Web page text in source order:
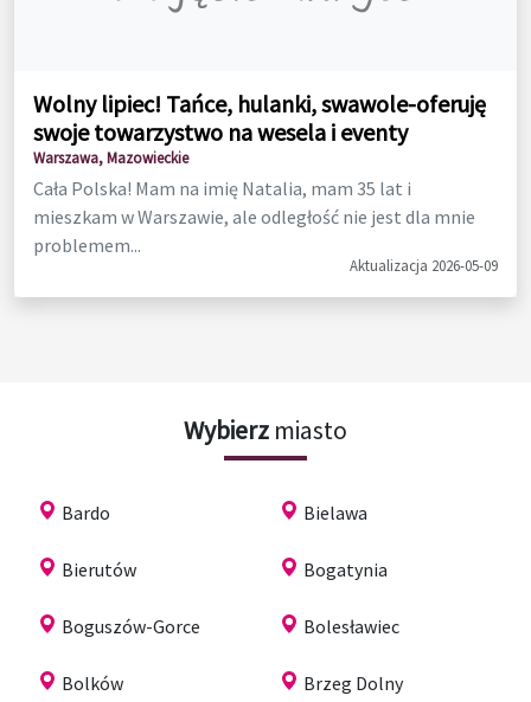
Wolny lipiec! Tańce, hulanki, swawole-oferuję
swoje towarzystwo na wesela i eventy
Warszawa, Mazowieckie
Cała Polska! Mam na imię Natalia, mam 35 lat i
mieszkam w Warszawie, ale odległość nie jest dla mnie
problemem...
Aktualizacja 2026-05-09
Wybierz miasto
Bardo Bielawa
Bierutów Bogatynia
Boguszów-Gorce Bolesławiec
Bolków Brzeg Dolny